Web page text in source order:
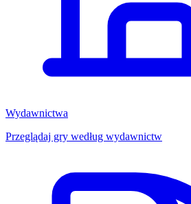
Wydawnictwa
Przeglądaj gry według wydawnictw